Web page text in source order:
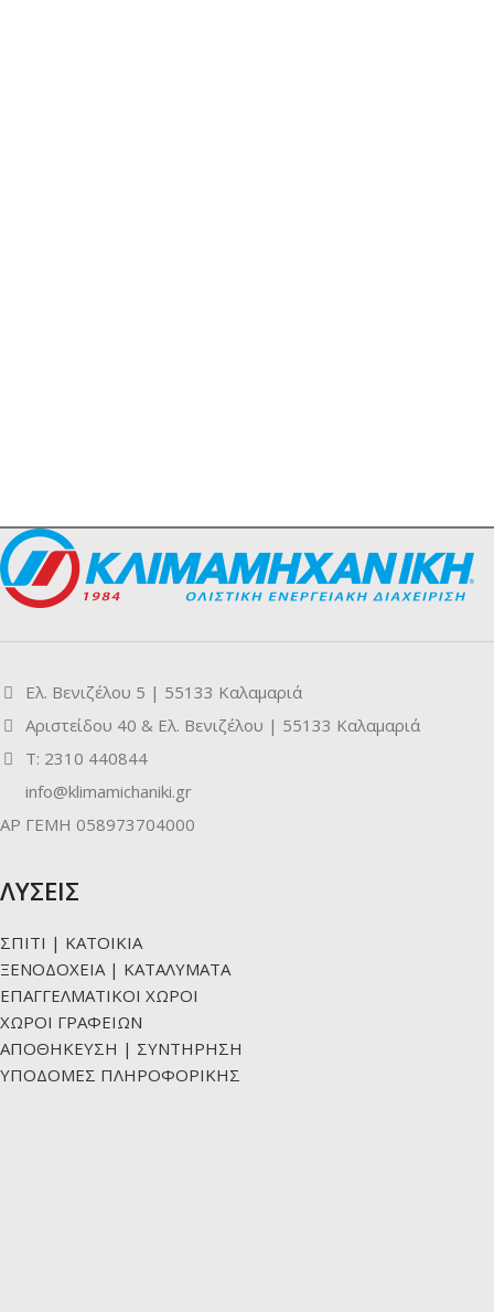
Ελ. Βενιζέλου 5 | 55133 Καλαμαριά
Αριστείδου 40 & Ελ. Βενιζέλου | 55133 Καλαμαριά
Τ: 2310 440844
info@klimamichaniki.gr
ΑΡ ΓΕΜΗ 058973704000
ΛΥΣΕΙΣ
ΣΠΙΤΙ | ΚΑΤΟΙΚΙΑ
ΞΕΝΟΔΟΧΕΙΑ | ΚΑΤΑΛΥΜΑΤΑ
ΕΠΑΓΓΕΛΜΑΤΙΚΟΙ ΧΩΡΟΙ
ΧΩΡΟΙ ΓΡΑΦΕΙΩΝ
ΑΠΟΘΗΚΕΥΣΗ | ΣΥΝΤΗΡΗΣΗ
ΥΠΟΔΟΜΕΣ ΠΛΗΡΟΦΟΡΙΚΗΣ